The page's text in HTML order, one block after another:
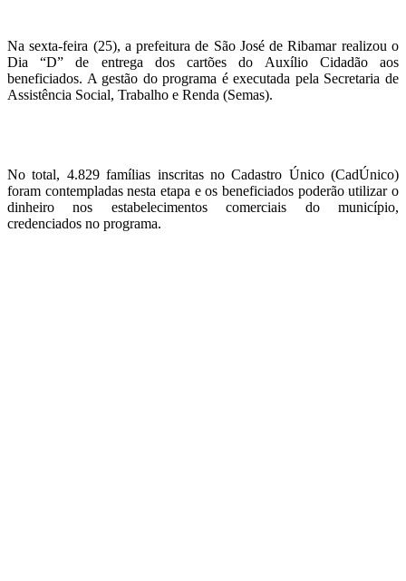
Na sexta-feira (25), a prefeitura de São José de Ribamar realizou o
Dia “D” de entrega dos cartões do Auxílio Cidadão aos
beneficiados. A gestão do programa é executada pela Secretaria de
Assistência Social, Trabalho e Renda (Semas).
No total, 4.829 famílias inscritas no Cadastro Único (CadÚnico)
foram contempladas nesta etapa e os beneficiados poderão utilizar o
dinheiro nos estabelecimentos comerciais do município,
credenciados no programa.